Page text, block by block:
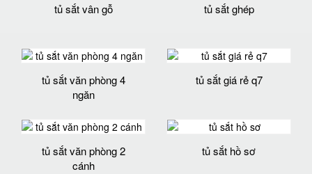
tủ sắt vân gỗ tủ sắt ghép
tủ sắt văn phòng 4
ngăn
tủ sắt giá rẻ q7
tủ sắt văn phòng 2
cánh
tủ sắt hồ sơ